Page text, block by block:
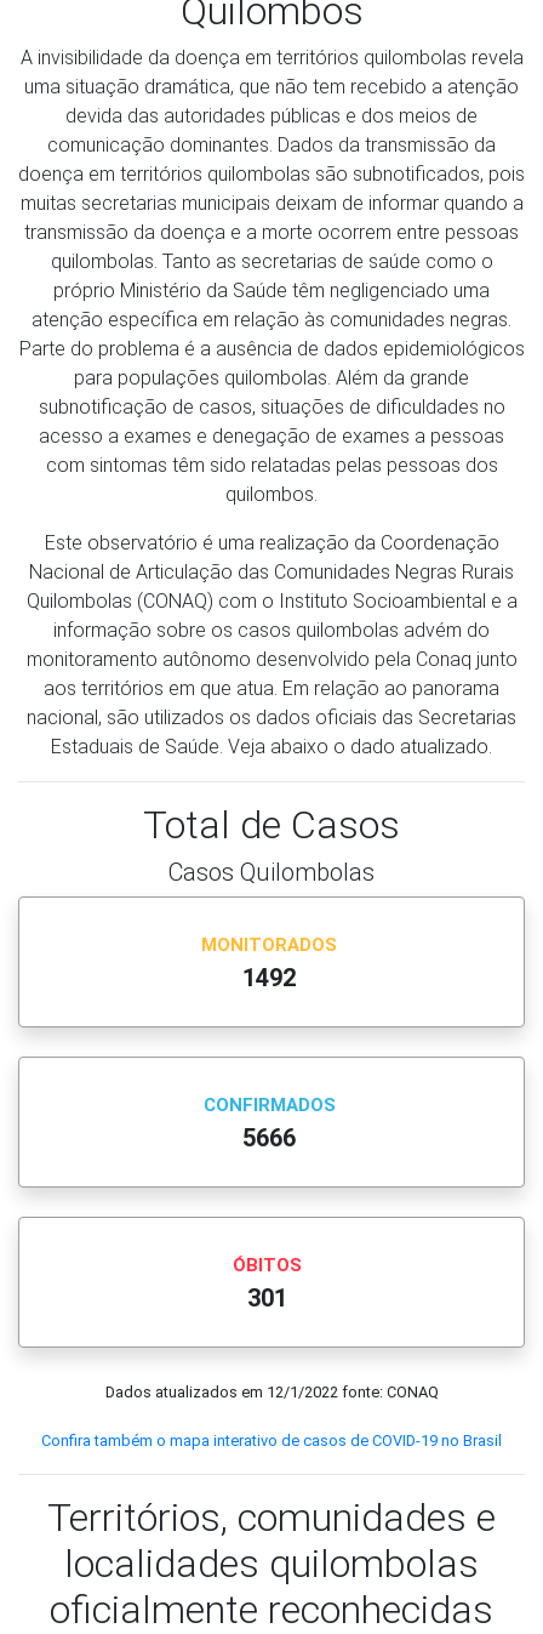
Quilombos
A invisibilidade da doença em territórios quilombolas revela
uma situação dramática, que não tem recebido a atenção
devida das autoridades públicas e dos meios de
comunicação dominantes. Dados da transmissão da
doença em territórios quilombolas são subnotificados, pois
muitas secretarias municipais deixam de informar quando a
transmissão da doença e a morte ocorrem entre pessoas
quilombolas. Tanto as secretarias de saúde como o
próprio Ministério da Saúde têm negligenciado uma
atenção específica em relação às comunidades negras.
Parte do problema é a ausência de dados epidemiológicos
para populações quilombolas. Além da grande
subnotificação de casos, situações de dificuldades no
acesso a exames e denegação de exames a pessoas
com sintomas têm sido relatadas pelas pessoas dos
quilombos.
Este observatório é uma realização da Coordenação
Nacional de Articulação das Comunidades Negras Rurais
Quilombolas (CONAQ) com o Instituto Socioambiental e a
informação sobre os casos quilombolas advém do
monitoramento autônomo desenvolvido pela Conaq junto
aos territórios em que atua. Em relação ao panorama
nacional, são utilizados os dados oficiais das Secretarias
Estaduais de Saúde. Veja abaixo o dado atualizado.
Total de Casos
Casos Quilombolas
MONITORADOS
1492
CONFIRMADOS
5666
ÓBITOS
301
Dados atualizados em 12/1/2022fonte: CONAQ
Confira também o mapa interativo de casos de COVID-19 no Brasil
Territórios, comunidades e
localidades quilombolas
oficialmente reconhecidas